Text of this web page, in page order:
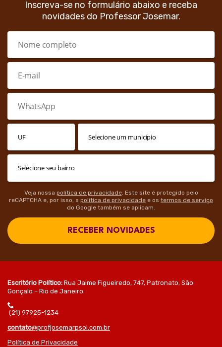
Inscreva-se no formulário abaixo e receba
novidades do Professor Josemar.
Veja nossa política de privacidade. Este site é protegido pelo
reCAPTCHA e, por isso, a política de privacidade e os termos de serviço
do Google também se aplicam.
RECEBER NOVIDADES
Escritório Político: Rua Jaime Figueiredo, 747, Patronato, São
Gonçalo – Rio de Janeiro.
(21) 97925-1234
contato@profjosemarpsol.com.br
Política de Privacidade